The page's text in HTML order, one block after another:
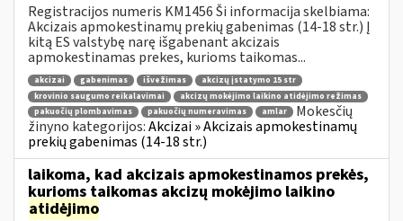
Registracijos numeris KM1456 Ši informacija skelbiama:
Akcizais apmokestinamų prekių gabenimas (14-18 str.) Į
kitą ES valstybę narę išgabenant akcizais
apmokestinamas prekes, kurioms taikomas...
akcizai gabenimas išvežimas
akcizų įstatymo 15 str
krovinio saugumo reikalavimai
akcizų mokėjimo laikino atidėjimo režimas
pakuočių plombavimas
pakuočių numeravimas amlar
Mokesčių
žinyno kategorijos:Akcizai » Akcizais apmokestinamų
prekių gabenimas (14-18 str.)
laikoma, kad akcizais apmokestinamos prekės,
kurioms taikomas akcizų mokėjimo laikino
atidėjimo